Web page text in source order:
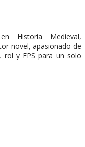
Historia Medieval,
novel, apasionado de
rol y FPS para un solo